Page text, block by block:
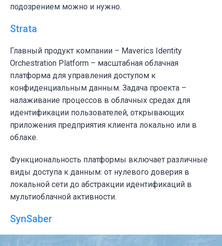
подозрением можно и нужно.
Strata
Главный продукт компании – Maverics Identity
Orchestration Platform – масштабная облачная
платформа для управления доступом к
конфиденциальным данным. Задача проекта –
налаживание процессов в облачных средах для
идентификации пользователей, открывающих
приложения предприятия клиента локально или в
облаке.
Функциональность платформы включает различные
виды доступа к данным: от нулевого доверия в
локальной сети до абстракции идентификаций в
мультиоблачной активности.
SynSaber